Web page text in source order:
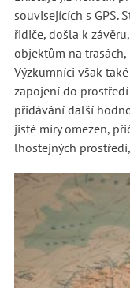
souvisejících s GPS.
řidiče, došla k
objektům na
Výzkumníci však
zapojení do
přidávání další
jisté míry omezen,
lhostejných